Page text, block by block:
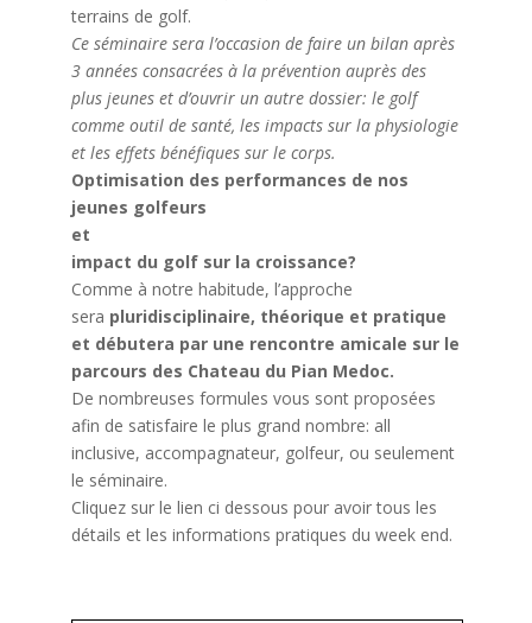
terrains de golf.
Ce séminaire sera l’occasion de faire un bilan après
3 années consacrées à la prévention auprès des
plus jeunes et d’ouvrir un autre dossier: le golf
comme outil de santé, les impacts sur la physiologie
et les effets bénéfiques sur le corps.
Optimisation des performances de nos
jeunes golfeurs
et
impact du golf sur la croissance?
Comme à notre habitude, l’approche
sera pluridisciplinaire, théorique et pratique
et débutera par une rencontre amicale sur le
parcours des Chateau du Pian Medoc.
De nombreuses formules vous sont proposées
afin de satisfaire le plus grand nombre: all
inclusive, accompagnateur, golfeur, ou seulement
le séminaire.
Cliquez sur le lien ci dessous pour avoir tous les
détails et les informations pratiques du week end.